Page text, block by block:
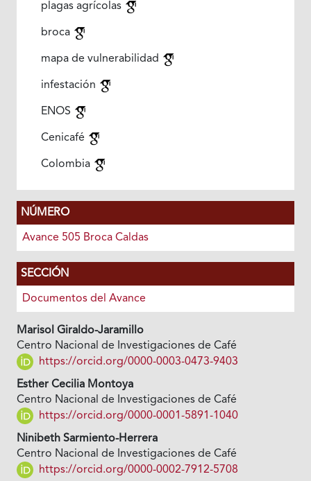
plagas agrícolas
broca
mapa de vulnerabilidad
infestación
ENOS
Cenicafé
Colombia
NÚMERO
Avance 505 Broca Caldas
SECCIÓN
Documentos del Avance
Marisol Giraldo-Jaramillo
Centro Nacional de Investigaciones de Café
https://orcid.org/0000-0003-0473-9403
Esther Cecilia Montoya
Centro Nacional de Investigaciones de Café
https://orcid.org/0000-0001-5891-1040
Ninibeth Sarmiento-Herrera
Centro Nacional de Investigaciones de Café
https://orcid.org/0000-0002-7912-5708